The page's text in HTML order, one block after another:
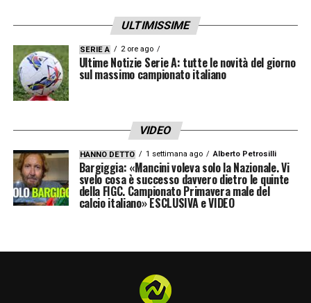
ULTIMISSIME
SERIE A 2 ore ago
Ultime Notizie Serie A: tutte le novità del giorno
sul massimo campionato italiano
VIDEO
HANNO DETTO 1 settimana ago Alberto Petrosilli
Bargiggia: «Mancini voleva solo la Nazionale. Vi
svelo cosa è successo davvero dietro le quinte
della FIGC. Campionato Primavera male del
calcio italiano» ESCLUSIVA e VIDEO